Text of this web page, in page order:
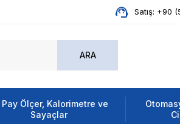
Satış: +90
Pay Ölçer, Kalorimetre ve
Sayaçlar